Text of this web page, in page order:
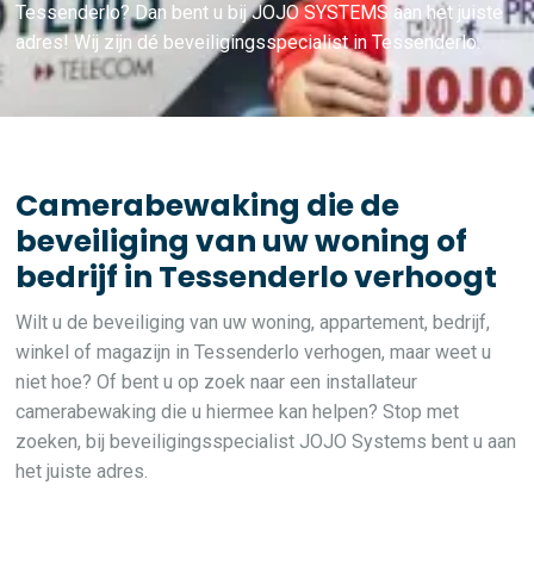
Tessenderlo? Dan bent u bij JOJO SYSTEMS aan het juiste
adres! Wij zijn dé beveiligingsspecialist in Tessenderlo.
Camerabewaking die de
beveiliging van uw woning of
bedrijf in Tessenderlo verhoogt
Wilt u de beveiliging van uw woning, appartement, bedrijf,
winkel of magazijn in Tessenderlo verhogen, maar weet u
niet hoe? Of bent u op zoek naar een installateur
camerabewaking die u hiermee kan helpen? Stop met
zoeken, bij beveiligingsspecialist JOJO Systems bent u aan
het juiste adres.